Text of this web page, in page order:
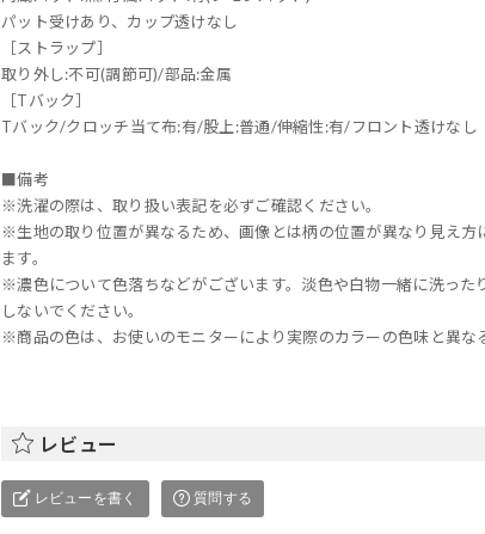
パット受けあり、カップ透けなし
［ストラップ］
取り外し:不可(調節可)/部品:金属
［Tバック］
Tバック/クロッチ当て布:有/股上:普通/伸縮性:有/フロント透けなし
■備考
※洗濯の際は、取り扱い表記を必ずご確認ください。
※生地の取り位置が異なるため、画像とは柄の位置が異なり見え方
ます。
※濃色について色落ちなどがございます。淡色や白物一緒に洗った
しないでください。
※商品の色は、お使いのモニターにより実際のカラーの色味と異な
レビュー
レビューを書く 質問する